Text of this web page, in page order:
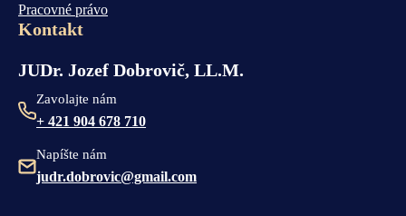
Pracovné právo
Kontakt
JUDr. Jozef Dobrovič, LL.M.
Zavolajte nám
+ 421 904 678 710
Napíšte nám
judr.dobrovic@gmail.com